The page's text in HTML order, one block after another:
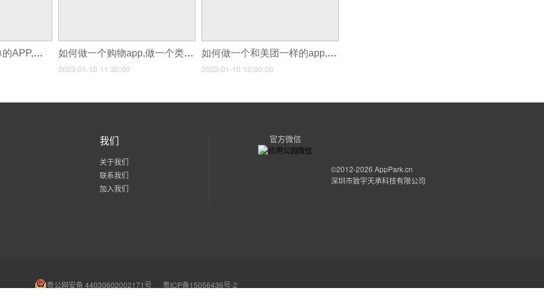
如何做一个功能简单的APP,怎样做一个小软件 如何做一个购物app,做一个类似京东的app
2023-01-10 11:30:00
如何做一个和美团一样的app,做app如何赚钱
2023-01-10 12:00:00
我们
关于我们
联系我们
加入我们
官方微信
©2012-2026 AppPark.cn
深圳市致宇天承科技有限公司
粤公网安备 44030602002171号 粤ICP备15056436号-2